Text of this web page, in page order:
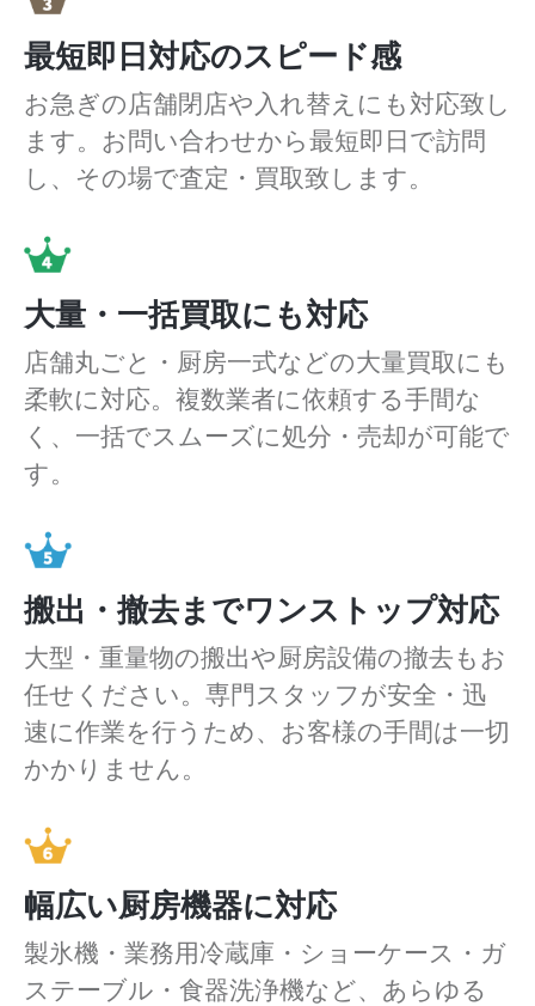
最短即日対応のスピード感
お急ぎの店舗閉店や入れ替えにも対応致し
ます。お問い合わせから最短即日で訪問
し、その場で査定・買取致します。
大量・一括買取にも対応
店舗丸ごと・厨房一式などの大量買取にも
柔軟に対応。複数業者に依頼する手間な
く、一括でスムーズに処分・売却が可能で
す。
搬出・撤去までワンストップ対応
大型・重量物の搬出や厨房設備の撤去もお
任せください。専門スタッフが安全・迅
速に作業を行うため、お客様の手間は一切
かかりません。
幅広い厨房機器に対応
製氷機・業務用冷蔵庫・ショーケース・ガ
ステーブル・食器洗浄機など、あらゆる